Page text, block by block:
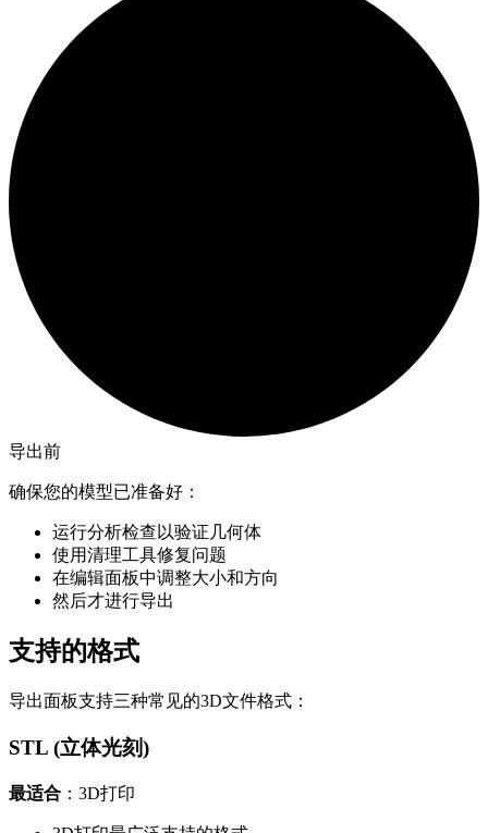
导出前
确保您的模型已准备好：
运行分析检查以验证几何体
使用清理工具修复问题
在编辑面板中调整大小和方向
然后才进行导出
支持的格式
导出面板支持三种常见的3D文件格式：
STL (立体光刻)
最适合 ：3D打印